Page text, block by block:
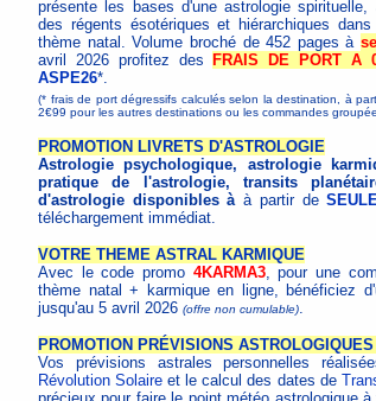
présente les bases d'une astrologie
des régents ésotériques et hiérarchiques
thème natal. Volume broché de 452 pages à
avril 2026 profitez des
FRAIS DE PORT A
ASPE26*.
(* frais de port dégressifs calculés selon la destination, à
2€99 pour les autres destinations ou les commandes
PROMOTION LIVRETS D'ASTROLOGIE
Astrologie psychologique, astrologie
pratique de l'astrologie, transits
d'astrologie disponibles àà partir de
téléchargement immédiat.
VOTRE THEME ASTRAL KARMIQUE
Avec le code promo 4KARMA3, pour une
thème natal + karmique en ligne, bénéficiez
jusqu'au 5 avril 2026 (offre non cumulable).
PROMOTION PRÉVISIONS
Vos prévisions astrales personnelles
Révolution Solaire et le calcul des dates de